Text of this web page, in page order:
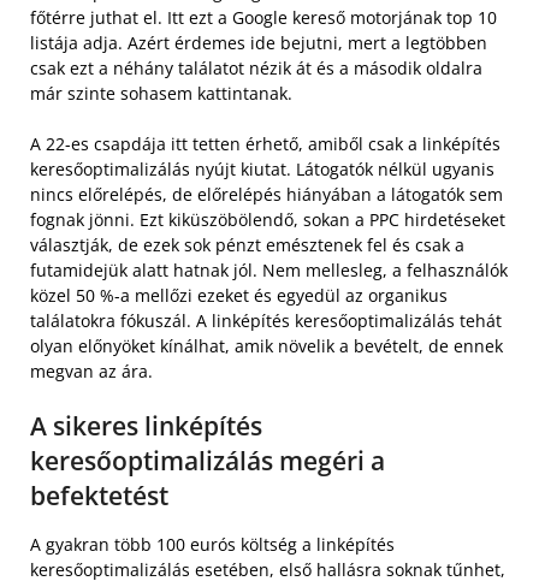
főtérre juthat el. Itt ezt a Google kereső motorjának top 10
listája adja. Azért érdemes ide bejutni, mert a legtöbben
csak ezt a néhány találatot nézik át és a második oldalra
már szinte sohasem kattintanak.
A 22-es csapdája itt tetten érhető, amiből csak a linképítés
keresőoptimalizálás nyújt kiutat. Látogatók nélkül ugyanis
nincs előrelépés, de előrelépés hiányában a látogatók sem
fognak jönni. Ezt kiküszöbölendő, sokan a PPC hirdetéseket
választják, de ezek sok pénzt emésztenek fel és csak a
futamidejük alatt hatnak jól. Nem mellesleg, a felhasználók
közel 50 %-a mellőzi ezeket és egyedül az organikus
találatokra fókuszál. A linképítés keresőoptimalizálás tehát
olyan előnyöket kínálhat, amik növelik a bevételt, de ennek
megvan az ára.
A sikeres linképítés
keresőoptimalizálás megéri a
befektetést
A gyakran több 100 eurós költség a linképítés
keresőoptimalizálás esetében, első hallásra soknak tűnhet,